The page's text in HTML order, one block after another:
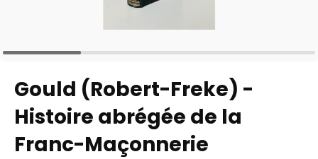
Gould (Robert-Freke) -
Histoire abrégée de la
Franc-Maçonnerie